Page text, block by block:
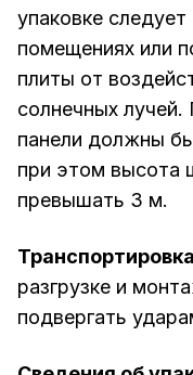
упаковке
помещениях или
плиты от
солнечных
панели должны
при этом высота
превышать 3 м.
разгрузке и
подвергать